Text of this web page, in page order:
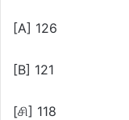
[A] 126
[B] 121
[சி] 118